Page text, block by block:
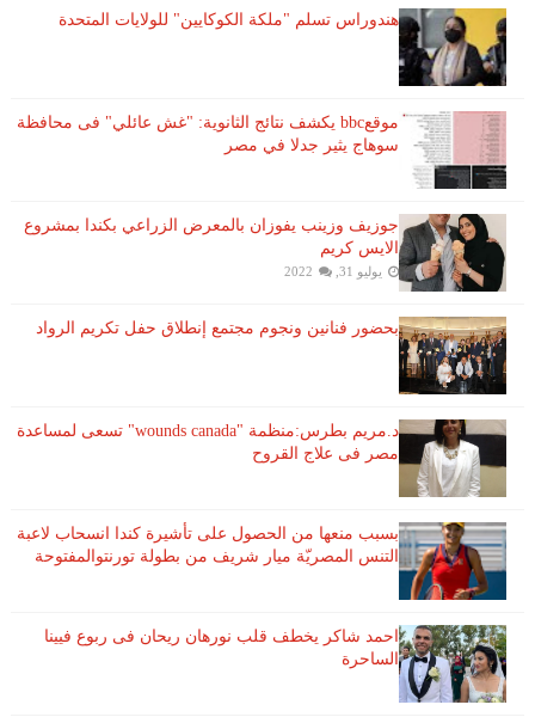
هندوراس تسلم "ملكة الكوكايين" للولايات المتحدة
موقعbbc يكشف نتائج الثانوية: "غش عائلي" فى محافظة
سوهاج يثير جدلا في مصر
جوزيف وزينب يفوزان بالمعرض الزراعي بكندا بمشروع
الايس كريم
يوليو 31, 2022
بحضور فنانين ونجوم مجتمع إنطلاق حفل تكريم الرواد
د.مريم بطرس:منظمة "wounds canada" تسعى لمساعدة
مصر فى علاج القروح
بسبب منعها من الحصول على تأشيرة كندا انسحاب لاعبة ​
التنس​ المصريّة ​ميار شريف​ من بطولة ​تورنتو​المفتوحة
احمد شاكر يخطف قلب نورهان ريحان فى ربوع فيينا
الساحرة